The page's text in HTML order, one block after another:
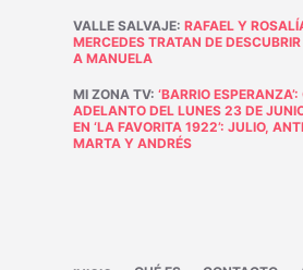
VALLE SALVAJE:RAFAEL Y
MERCEDES TRATAN DE
A MANUELA
MI ZONA TV:‘BARRIO
ADELANTO DEL LUNES 23 DE
EN ‘LA FAVORITA 1922’: JULIO,
MARTA Y ANDRÉS